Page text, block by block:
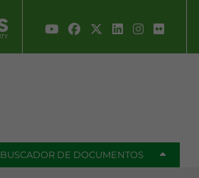
BUSCADOR DE DOCUMENTOS